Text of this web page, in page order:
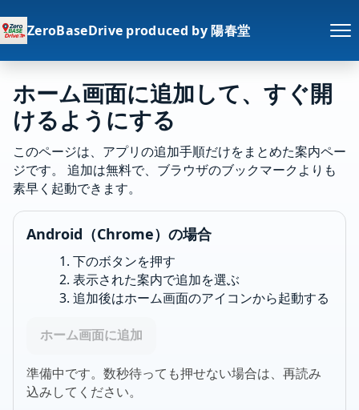
ZeroBaseDrive produced by 陽春堂
ホーム画面に追加して、すぐ開
けるようにする
このページは、アプリの追加手順だけをまとめた案内ペー
ジです。 追加は無料で、ブラウザのブックマークよりも
素早く起動できます。
Android（Chrome）の場合
下のボタンを押す
表示された案内で追加を選ぶ
追加後はホーム画面のアイコンから起動する
ホーム画面に追加
準備中です。数秒待っても押せない場合は、再読み
込みしてください。